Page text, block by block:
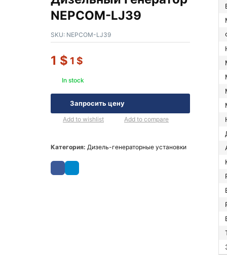
NEPCOM-LJ39
SKU: NEPCOM-LJ39
1 $ 1 $
In stock
Запросить цену
Add to wishlist Add to compare
Категория: Дизель-генераторные установки